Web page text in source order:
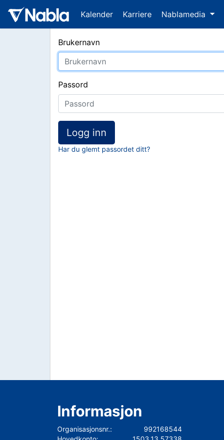
Kalender Karriere Nablamedia
Brukernavn
Passord
Logg inn
Har du glemt passordet ditt?
Informasjon
Organisasjonsnr.:
992168544